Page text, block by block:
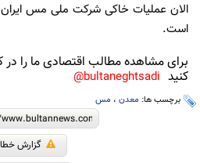
است.
برای مشاهده مطالب اقتصادی ما را در
کنید bultaneghtsadi@
برچسب ها: معدن ، مس
گزارش خطا